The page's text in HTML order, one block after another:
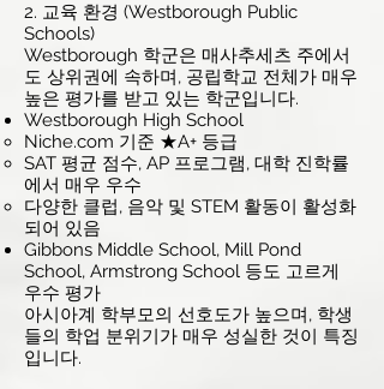
2. 교육 환경 (Westborough Public
Schools)
Westborough 학군은 매사추세츠 주에서
도 상위권에 속하며, 공립학교 전체가 매우
높은 평가를 받고 있는 학군입니다.
Westborough High School
Niche.com 기준 ★A+ 등급
SAT 평균 점수, AP 프로그램, 대학 진학률
에서 매우 우수
다양한 클럽, 음악 및 STEM 활동이 활성화
되어 있음
Gibbons Middle School, Mill Pond
School, Armstrong School 등도 고르게
우수 평가
아시아계 학부모의 선호도가 높으며, 학생
들의 학업 분위기가 매우 성실한 것이 특징
입니다.